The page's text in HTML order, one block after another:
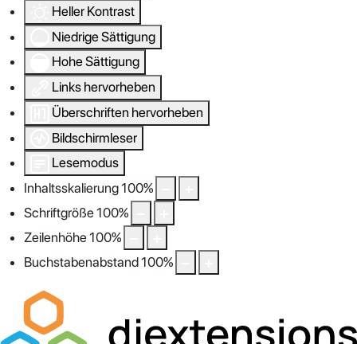
Heller Kontrast
Niedrige Sättigung
Hohe Sättigung
Links hervorheben
Überschriften hervorheben
Bildschirmleser
Lesemodus
Inhaltsskalierung100%
Schriftgröße100%
Zeilenhöhe100%
Buchstabenabstand100%